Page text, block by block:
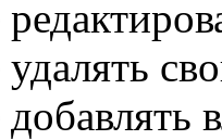
удалять
добавлять